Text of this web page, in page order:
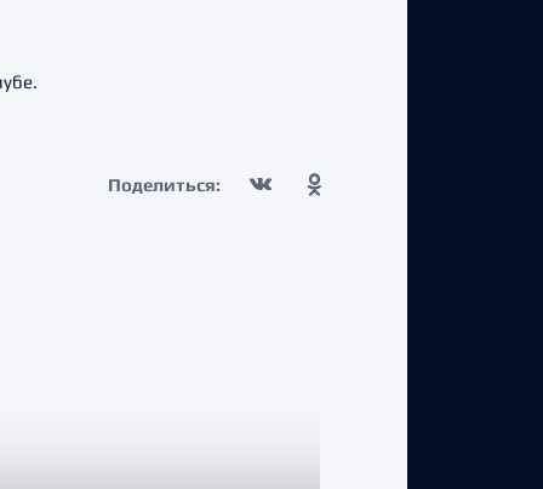
Поделиться: